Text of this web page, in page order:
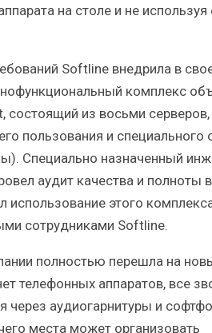
на столе и не
Softline внедрила в
комплекс
состоящий из восьми
пользования и специального
Специально назначенный
аудит качества и полноты
использование этого
сотрудниками Softline.
полностью перешла на
телефонных аппаратов, все
через аудиогарнитуры и
места может организовать